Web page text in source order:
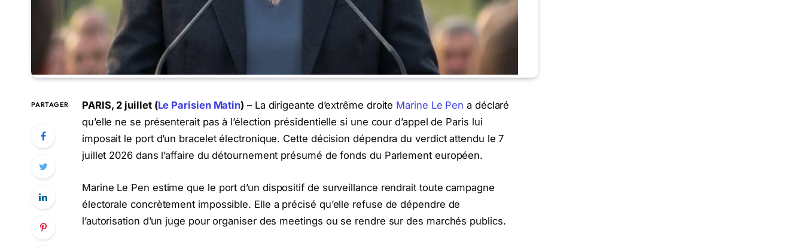
PARTAGER PARIS, 2 juillet (Le Parisien Matin) – La dirigeante d’extrême droite Marine Le Pen a déclaré
qu’elle ne se présenterait pas à l’élection présidentielle si une cour d’appel de Paris lui
imposait le port d’un bracelet électronique. Cette décision dépendra du verdict attendu le 7
juillet 2026 dans l’affaire du détournement présumé de fonds du Parlement européen.
Marine Le Pen estime que le port d’un dispositif de surveillance rendrait toute campagne
électorale concrètement impossible. Elle a précisé qu’elle refuse de dépendre de
l’autorisation d’un juge pour organiser des meetings ou se rendre sur des marchés publics.